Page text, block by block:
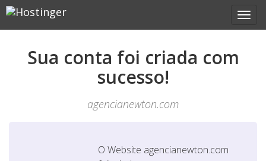
Sua conta foi criada com
sucesso!
agencianewton.com
O Website agencianewton.com